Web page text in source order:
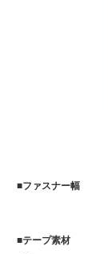
ファスナー幅
テープ素材